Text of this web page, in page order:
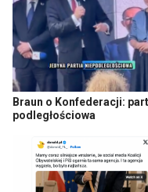
Braun o Konfederacji:
podległościowa